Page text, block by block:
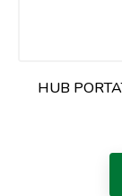
HUB